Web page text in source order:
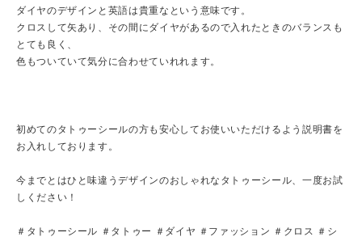
ダイヤのデザインと英語は貴重なという意味です。
クロスして矢あり、その間にダイヤがあるので入れたときのバランスも
とても良く、
色もついていて気分に合わせていれれます。
初めてのタトゥーシールの方も安心してお使いいただけるよう説明書を
お入れしております。
今までとはひと味違うデザインのおしゃれなタトゥーシール、一度お試
しください！
＃タトゥーシール ＃タトゥー ＃ダイヤ ＃ファッション ＃クロス ＃シ